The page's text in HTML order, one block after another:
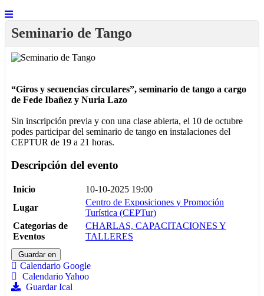
Seminario de Tango
“Giros y secuencias circulares”, seminario de tango a cargo
de Fede Ibañez y Nuria Lazo
Sin inscripción previa y con una clase abierta, el 10 de octubre
podes participar del seminario de tango en instalaciones del
CEPTUR de 19 a 21 horas.
Descripción del evento
Inicio
10-10-2025 19:00
Lugar
Centro de Exposiciones y Promoción
Turística (CEPTur)
Categorias de
Eventos
CHARLAS, CAPACITACIONES Y
TALLERES
Guardar en
Calendario Google
Calendario Yahoo
Guardar Ical